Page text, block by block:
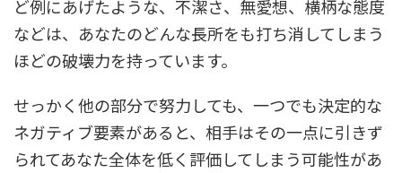
ど例にあげたような、不潔さ、無愛想、横柄な態度
などは、あなたのどんな長所をも打ち消してしまう
ほどの破壊力を持っています。
せっかく他の部分で努力しても、一つでも決定的な
ネガティブ要素があると、相手はその一点に引きず
られてあなた全体を低く評価してしまう可能性があ